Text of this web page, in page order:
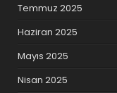
Temmuz 2025
Haziran 2025
Mayıs 2025
Nisan 2025